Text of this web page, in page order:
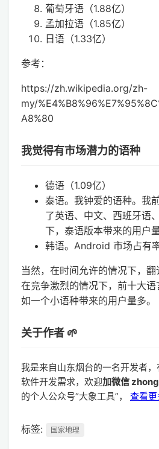
葡萄牙语（1.88亿）
孟加拉语（1.85亿）
日语（1.33亿）
参考：
https://zh.wikipedia.org/zh-
my/
A8%80
我觉得有市场潜力的语种
德语（1.09亿）
泰语。我钟爱的语种。我
了英语、中文、西班牙语
下，泰语版本带来的用户
韩语。Android 市场占有
当然，在时间允许的情况下，翻
在竞争激烈的情况下，前十大
如一个小语种带来的用户量多。
关于作者 🌱
我是来自山东烟台的一名开发者
软件开发需求，欢迎加微信
的个人公众号“大象工具”， 查看
标签: 国家地理